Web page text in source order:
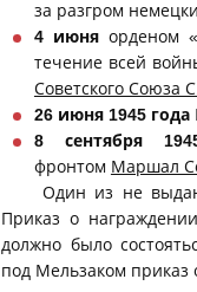
за разгром
4 июня орденом
течение всей
Советского Союза
26 июня 1945 года
8 сентября
фронтом Маршал
Один из не
Приказ о
должно было
под Мельзаком приказ